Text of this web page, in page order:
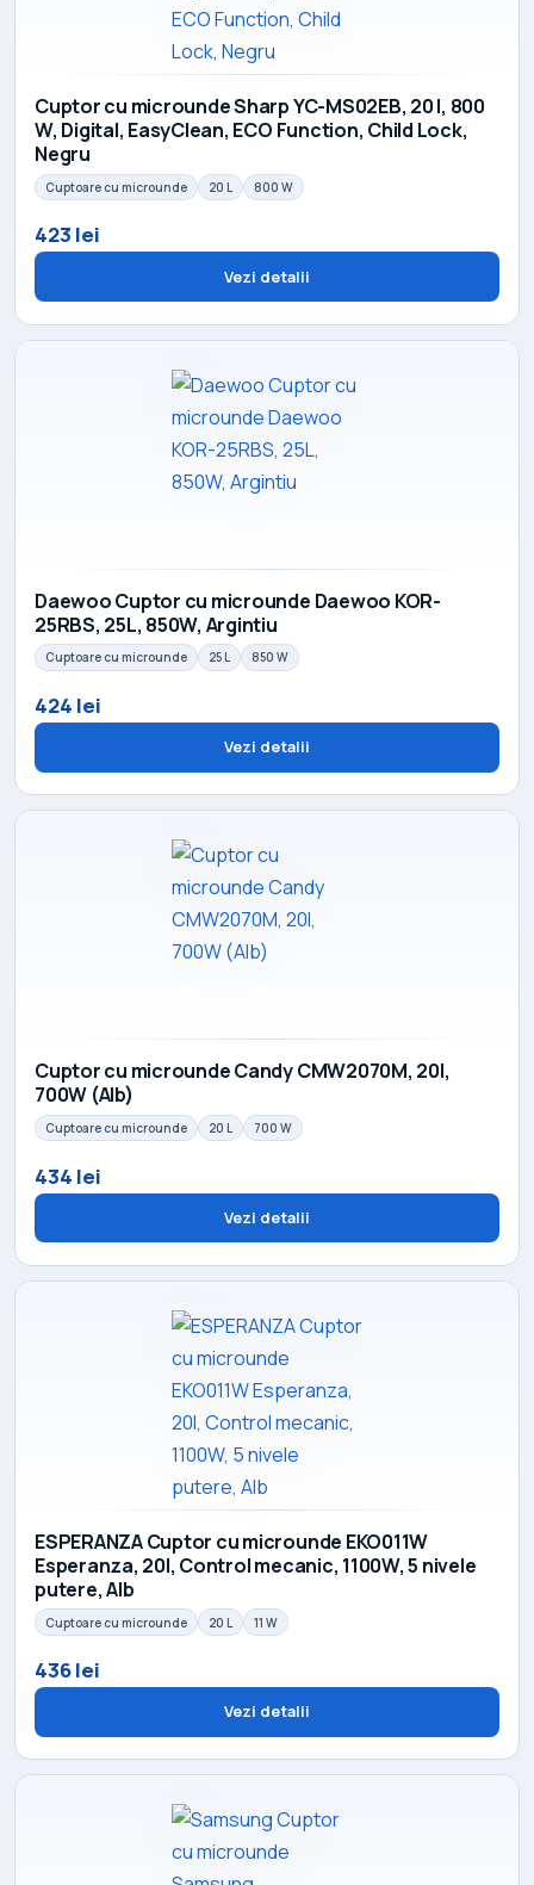
Cuptor cu microunde Sharp YC-MS02EB, 20 l, 800
W, Digital, EasyClean, ECO Function, Child Lock,
Negru
Cuptoare cu microunde 20 L 800 W
423 lei
Vezi detalii
Daewoo Cuptor cu microunde Daewoo KOR-
25RBS, 25L, 850W, Argintiu
Cuptoare cu microunde 25 L 850 W
424 lei
Vezi detalii
Cuptor cu microunde Candy CMW2070M, 20l,
700W (Alb)
Cuptoare cu microunde 20 L 700 W
434 lei
Vezi detalii
ESPERANZA Cuptor cu microunde EKO011W
Esperanza, 20l, Control mecanic, 1100W, 5 nivele
putere, Alb
Cuptoare cu microunde 20 L 11 W
436 lei
Vezi detalii